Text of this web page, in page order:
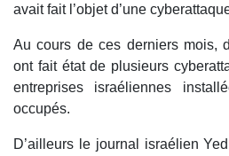
avait fait l’objet d’une
Au cours de ces derniers mois,
ont fait état de plusieurs
entreprises israéliennes
occupés.
D’ailleurs le journal israélien